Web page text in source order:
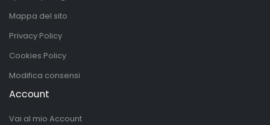
Mappa del sito
Privacy Policy
Cookies Policy
Modifica consensi
Account
Vai al mio Account